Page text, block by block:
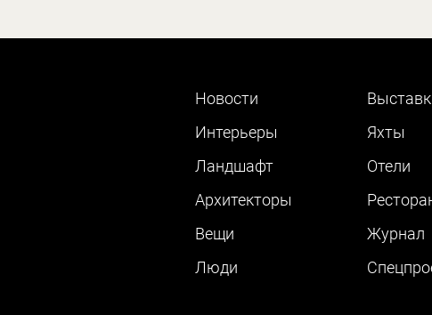
Новости
Интерьеры
Ландшафт
Архитекторы
Вещи
Люди
Яхты
Отели
Журнал